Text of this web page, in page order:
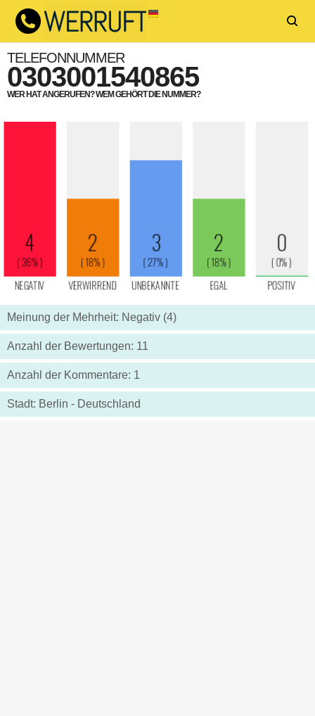
TELEFONNUMMER
0303001540865
WER HAT ANGERUFEN? WEM GEHÖRT DIE NUMMER?
Meinung der Mehrheit: Negativ (4)
Anzahl der Bewertungen: 11
Anzahl der Kommentare: 1
Stadt: Berlin - Deutschland